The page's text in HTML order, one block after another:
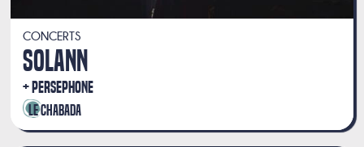
CONCERTS
SOLANN
PERSEPHONE
Le Chabada